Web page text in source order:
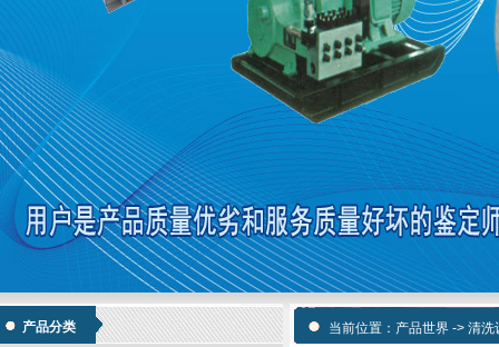
产品分类 当前位置： 产品世界 -> 清洗